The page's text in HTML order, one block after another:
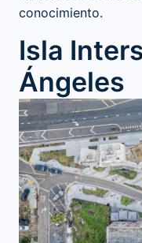
conocimiento.
Isla
Ángeles